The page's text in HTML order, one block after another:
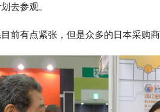
去参观。
有点紧张，但是众多的日本采购商